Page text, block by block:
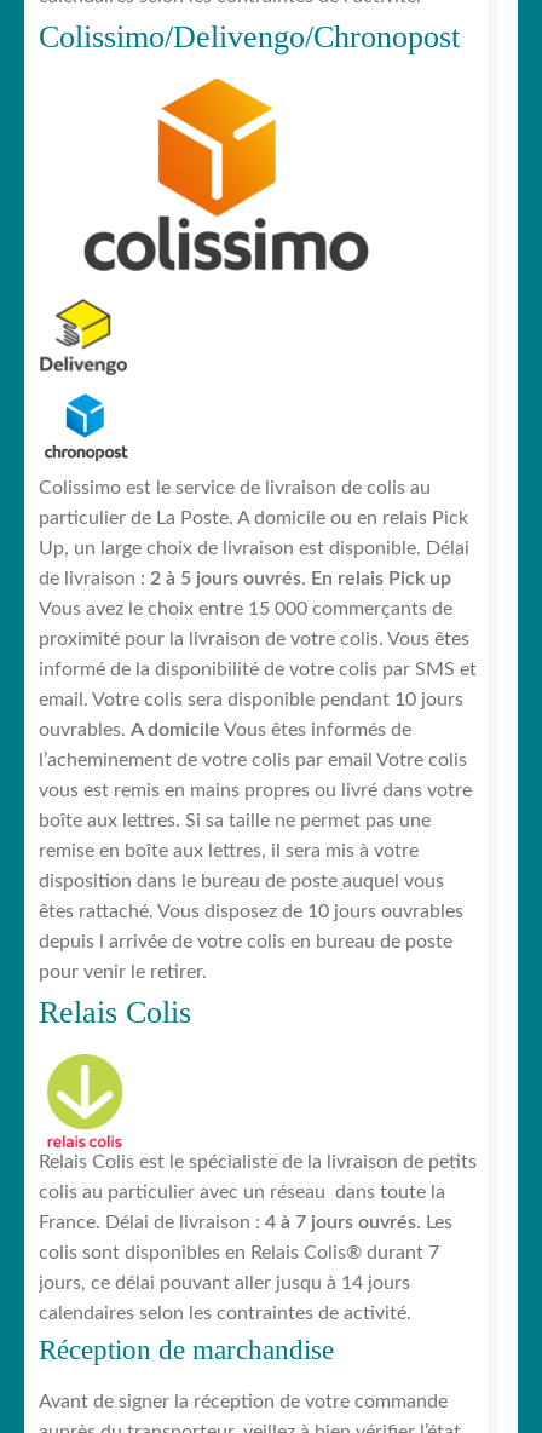
Colissimo/Delivengo/Chronopost
Colissimo est le service de livraison de colis au
particulier de La Poste. A domicile ou en relais Pick
Up, un large choix de livraison est disponible. Délai
de livraison : 2 à 5 jours ouvrés. En relais Pick up
Vous avez le choix entre 15 000 commerçants de
proximité pour la livraison de votre colis. Vous êtes
informé de la disponibilité de votre colis par SMS et
email. Votre colis sera disponible pendant 10 jours
ouvrables. A domicile Vous êtes informés de
l’acheminement de votre colis par email Votre colis
vous est remis en mains propres ou livré dans votre
boîte aux lettres. Si sa taille ne permet pas une
remise en boîte aux lettres, il sera mis à votre
disposition dans le bureau de poste auquel vous
êtes rattaché. Vous disposez de 10 jours ouvrables
depuis l arrivée de votre colis en bureau de poste
pour venir le retirer.
Relais Colis
Relais Colis est le spécialiste de la livraison de petits
colis au particulier avec un réseau dans toute la
France. Délai de livraison : 4 à 7 jours ouvrés. Les
colis sont disponibles en Relais Colis® durant 7
jours, ce délai pouvant aller jusqu à 14 jours
calendaires selon les contraintes de activité.
Réception de marchandise
Avant de signer la réception de votre commande